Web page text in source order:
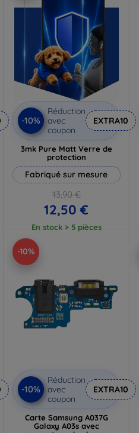
-10%
Réduction
avec
coupon
EXTRA10
3mk Pure Matt Verre de
protection
Fabriqué sur mesure
13,90 €
12,50 €
En stock > 5 pièces
-10%
-10%
Réduction
avec
coupon
EXTRA10
Carte Samsung A037G
Galaxy A03s avec